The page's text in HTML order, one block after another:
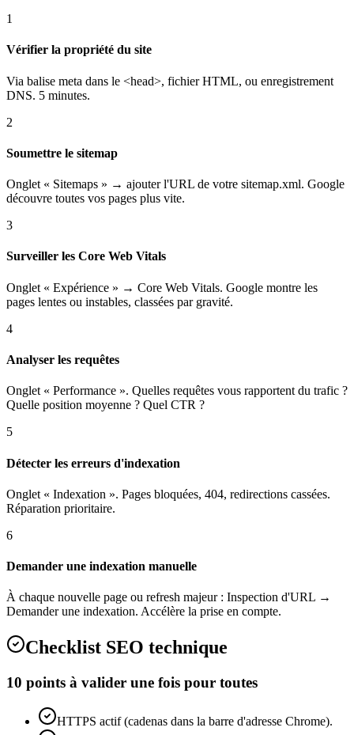
1
Vérifier la propriété du site
Via balise meta dans le <head>, fichier HTML, ou enregistrement
DNS. 5 minutes.
2
Soumettre le sitemap
Onglet « Sitemaps » → ajouter l'URL de votre sitemap.xml. Google
découvre toutes vos pages plus vite.
3
Surveiller les Core Web Vitals
Onglet « Expérience » → Core Web Vitals. Google montre les
pages lentes ou instables, classées par gravité.
4
Analyser les requêtes
Onglet « Performance ». Quelles requêtes vous rapportent du trafic ?
Quelle position moyenne ? Quel CTR ?
5
Détecter les erreurs d'indexation
Onglet « Indexation ». Pages bloquées, 404, redirections cassées.
Réparation prioritaire.
6
Demander une indexation manuelle
À chaque nouvelle page ou refresh majeur : Inspection d'URL →
Demander une indexation. Accélère la prise en compte.
Checklist SEO technique
10 points à valider une fois pour toutes
HTTPS actif (cadenas dans la barre d'adresse Chrome).